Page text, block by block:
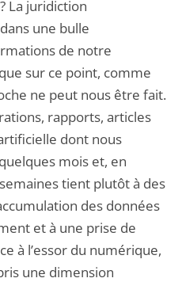
La juridiction
une bulle
de notre
sur ce point, comme
ne peut nous être fait.
rapports, articles
dont nous
mois et, en
tient plutôt à des
des données
et à une prise de
à l’essor du numérique,
une dimension